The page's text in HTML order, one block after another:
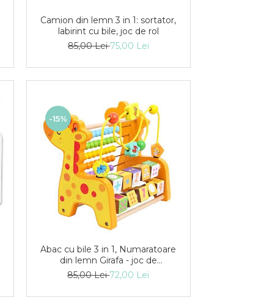
Camion din lemn 3 in 1: sortator,
labirint cu bile, joc de rol
85,00 Lei75,00 Lei
-15%
Abac cu bile 3 in 1, Numaratoare
din lemn Girafa - joc de
motricitate
85,00 Lei72,00 Lei